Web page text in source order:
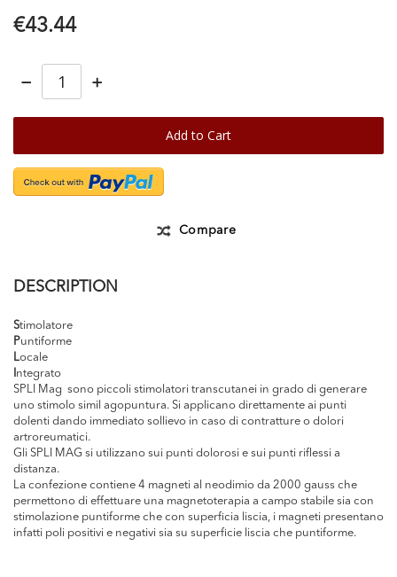
€43.44
− +
Add to Cart
Compare
gallery
DESCRIPTION
Stimolatore
Puntiforme
Locale
ntegrato
SPLI Mag sono piccoli stimolatori transcutanei in grado di generare
uno stimolo simil agopuntura. Si applicano direttamente ai punti
dolenti dando immediato sollievo in caso di contratture o dolori
artroreumatici.
Gli SPLI MAG si utilizzano sui punti dolorosi e sui punti riflessi a
distanza.
La confezione contiene 4 magneti al neodimio da 2000 gauss che
permettono di effettuare una magnetoterapia a campo stabile sia con
stimolazione puntiforme che con superficia liscia, i magneti presentano
infatti poli positivi e negativi sia su superficie liscia che puntiforme.